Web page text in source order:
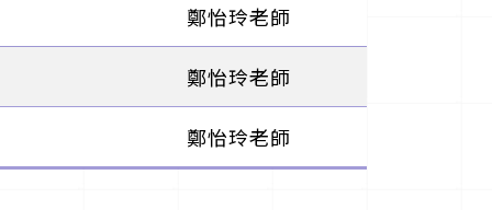
鄭怡玲老師
鄭怡玲老師
鄭怡玲老師